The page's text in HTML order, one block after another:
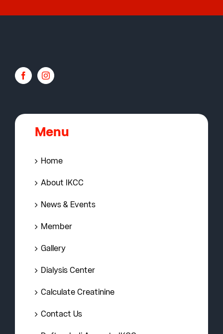
Menu
Home
About IKCC
News & Events
Member
Gallery
Dialysis Center
Calculate Creatinine
Contact Us